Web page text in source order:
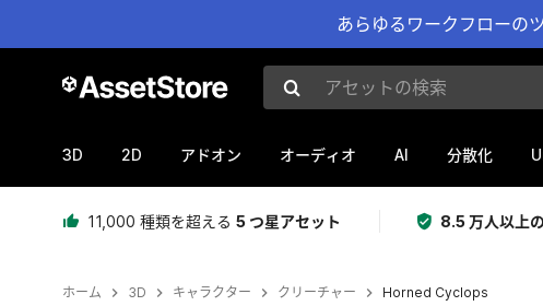
あらゆるワークフローの
アセットの検索
3D 2D アドオン オーディオ AI 分散化
11,000 種類を超える 5 つ星アセット 8.5 万人以上
ホーム 3D キャラクター クリーチャー Horned Cyclops